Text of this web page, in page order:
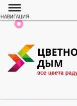
НАВИГАЦИЯ